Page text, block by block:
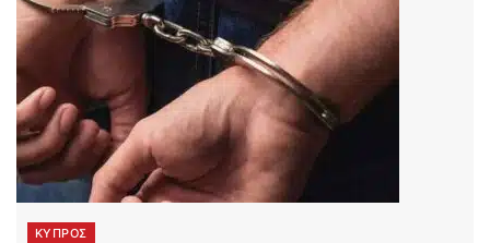
ΚΥΠΡΟΣ